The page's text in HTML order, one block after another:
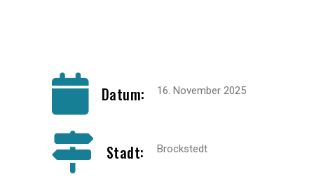
Datum: 16. November 2025
Stadt: Brockstedt